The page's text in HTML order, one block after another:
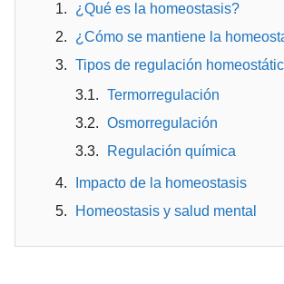
¿Qué es la homeostasis?
¿Cómo se mantiene la
Tipos de regulación
Termorregulación
Osmorregulación
Regulación química
Impacto de la homeostasis
Homeostasis y salud mental